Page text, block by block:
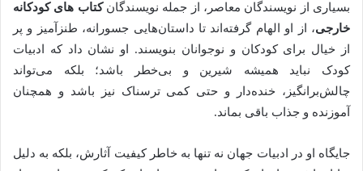
بسیاری از نویسندگان معاصر، از جمله نویسندگانکتاب های کودکانه
خارجی، از او الهام گرفته‌اند تا داستان‌هایی جسورانه، طنزآمیز و پر
از خیال برای کودکان و نوجوانان بنویسند. او نشان داد که ادبیات
کودک نباید همیشه شیرین و بی‌خطر باشد؛ بلکه می‌تواند
چالش‌برانگیز، خنده‌دار و حتی کمی ترسناک نیز باشد و همچنان
آموزنده و جذاب باقی بماند.
جایگاه او در ادبیات جهان نه تنها به خاطر کیفیت آثارش، بلکه به دلیل